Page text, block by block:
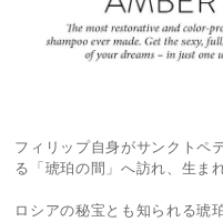
フィリップ自身がサンクトペ
る「琥珀の間」へ訪れ、生ま
ロシアの秘宝とも知られる琥